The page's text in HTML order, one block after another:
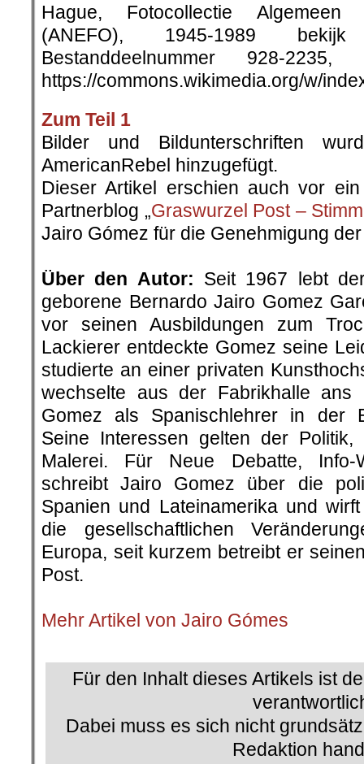
Hague, Fotocollectie Algemeen
(ANEFO), 1945-1989
Bestanddeelnummer 928-
https://commons.wikimedia.org/w/
Zum Teil 1
Bilder und Bildunterschriften
AmericanRebel hinzugefügt.
Dieser Artikel erschien auch vor
Partnerblog „Graswurzel Post –
Jairo Gómez für die Genehmigung
Über den Autor: Seit 1967 lebt
geborene Bernardo Jairo Gomez
vor seinen Ausbildungen zum
Lackierer entdeckte Gomez seine
studierte an einer privaten
wechselte aus der Fabrikhalle
Gomez als Spanischlehrer in der
Seine Interessen gelten der Politik,
Malerei. Für Neue Debatte, Info-
schreibt Jairo Gomez über die
Spanien und Lateinamerika und
die gesellschaftlichen
Europa, seit kurzem betreibt er
Post.
Mehr Artikel von Jairo Gómes
Für den Inhalt dieses Artikels ist
Dabei muss es sich nicht
Redaktion